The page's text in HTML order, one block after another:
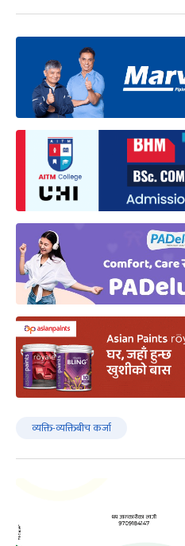
व्यक्ति-व्यक्तिबीच कर्जा